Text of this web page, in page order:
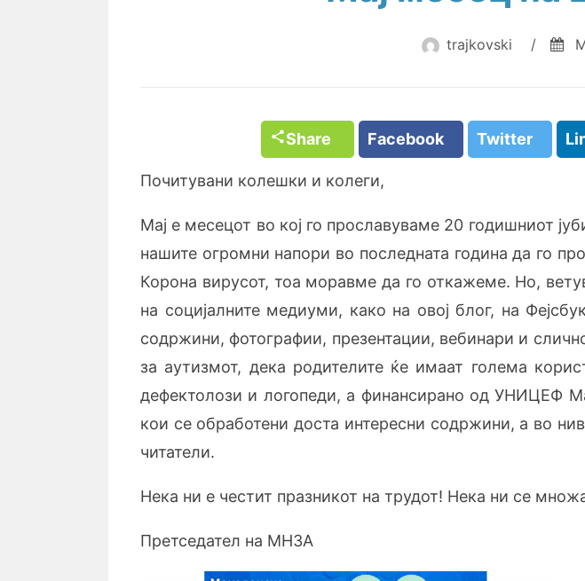
trajkovski /
Share Facebook Twitter
Почитувани колешки и колеги,
Мај е месецот во кој го прославуваме 20 годишниот
нашите огромни напори во последната година да го
Корона вирусот, тоа моравме да го откажеме. Но,
на социјалните медиуми, како на овој блог, на
содржини, фотографии, презентации, вебинари и
за аутизмот, дека родителите ќе имаат голема
дефектолози и логопеди, а финансирано од УНИЦЕФ
кои се обработени доста интересни содржини, а во
читатели.
Нека ни е честит празникот на трудот! Нека ни се
Претседател на МНЗА